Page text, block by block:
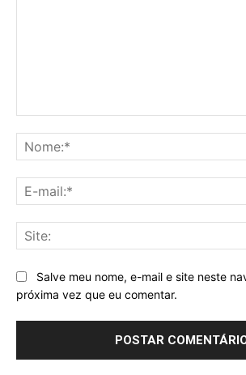
Salve meu nome, e-mail e site neste
próxima vez que eu comentar.